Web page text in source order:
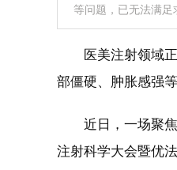
等问题，已无法满
医美注射领域
部僵硬、肿胀感强
近日，一场聚
注射科学大会暨优